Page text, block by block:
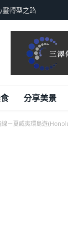
靈轉型之路
分享美景
線－夏威夷環島遊